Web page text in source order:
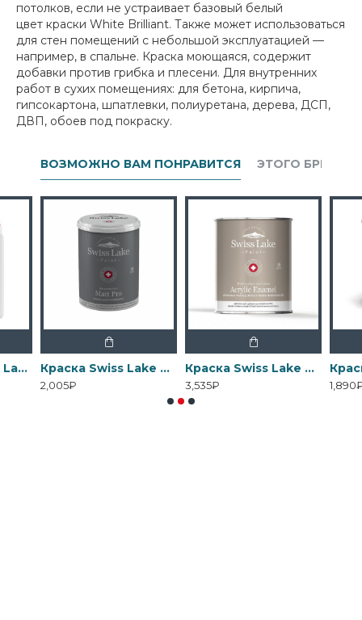
потолков, если не устраивает базовый белый
цвет краски White Brilliant. Также может использоваться
для стен помещений с небольшой эксплуатацией —
например, в спальне. Краска моющаяся, содержит
добавки против грибка и плесени. Для внутренних
работ в сухих помещениях: для бетона, кирпича,
гипсокартона, шпатлевки, полиуретана, дерева, ДСП,
ДВП, обоев под покраску.
ВОЗМОЖНО ВАМ ПОНРАВИТСЯ ЭТОГО БРЕНДА
Грунтовка Swiss Lake Wall Control универсальная для стен Краска Swiss Lake Matt Pro - Матовая водно-дисперсионная
2,005₽
Краска Swiss Lake Acrylic Enamel - Эмаль на водной основе для дерева
3,535₽